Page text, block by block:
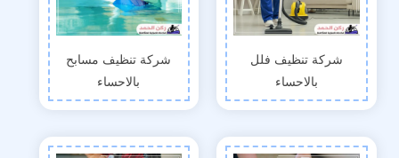
شركة تنظيف فلل
بالاحساء
شركة تنظيف مسابح
بالاحساء